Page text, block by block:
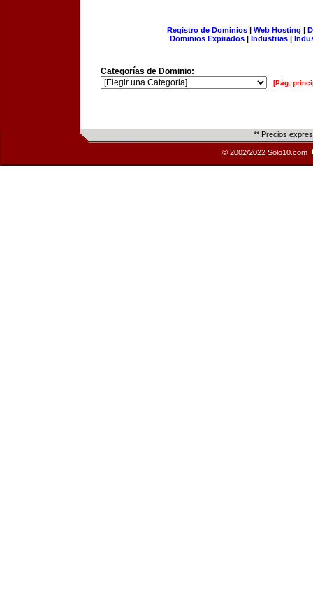
Registro de Dominios| Web Hosting |
Dominios Expirados | Industrias |
Categorías de Dominio:
[Pág.
** Precios
© 2002/2022 Solo10.com